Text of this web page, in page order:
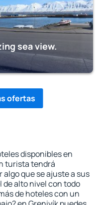
sea view.
ofertas
disponibles en
turista tendrá
que se ajuste a sus
de alto nivel con todo
de hoteles con un